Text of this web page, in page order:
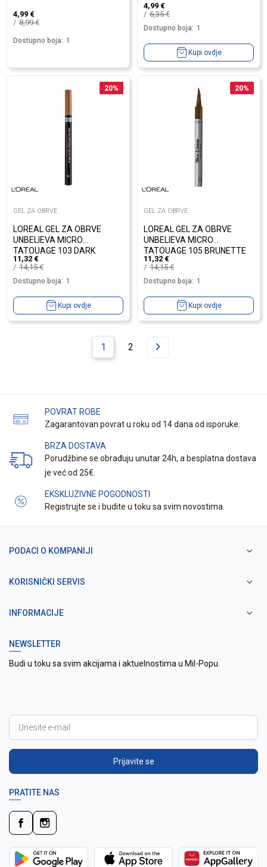
4,99 €
8,99€
Dostupno boja: 1
4,99 €
6,35€
Dostupno boja: 1
Kupi ovdje
20%
GEL ZA OBRVE
LOREAL GEL ZA OBRVE
UNBELIEVA MICRO
TATOUAGE 103 DARK
BLONDE
11,32 €
14,15€
Dostupno boja: 1
Kupi ovdje
20%
GEL ZA OBRVE
LOREAL GEL ZA OBRVE
UNBELIEVA MICRO
TATOUAGE 105 BRUNETTE
11,32 €
14,15€
Dostupno boja: 1
Kupi ovdje
1 2
POVRAT ROBE
Zagarantovan povrat u roku od 14 dana od isporuke.
BRZA DOSTAVA
Porudžbine se obrađuju unutar 24h, a besplatna dostava
je već od 25€.
EKSKLUZIVNE POGODNOSTI
Registrujte se i budite u toku sa svim novostima.
PODACI O KOMPANIJI
KORISNIČKI SERVIS
INFORMACIJE
NEWSLETTER
Budi u toku sa svim akcijama i aktuelnostima u Mil-Popu.
Prijavite se
PRATITE NAS